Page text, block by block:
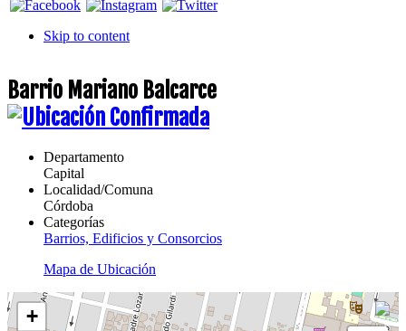
Skip to content
Barrio Mariano Balcarce
Departamento
Capital
Localidad/Comuna
Córdoba
Categorías
Barrios, Edificios y Consorcios
Mapa de Ubicación
+